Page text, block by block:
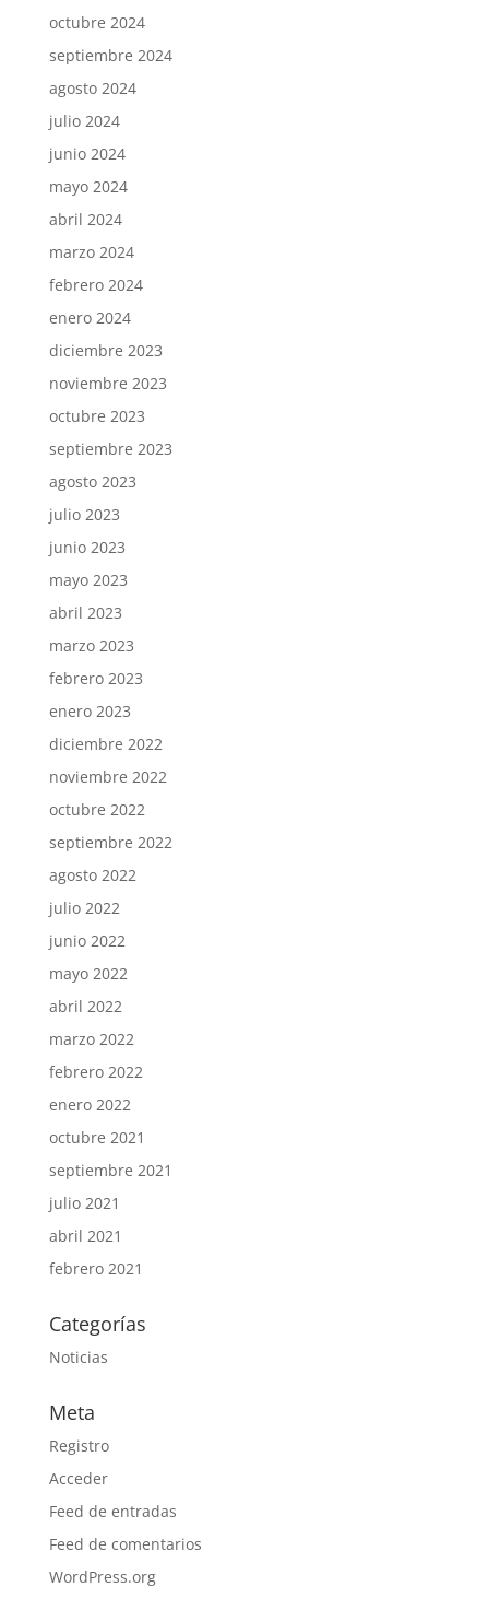
octubre 2024
septiembre 2024
agosto 2024
julio 2024
junio 2024
mayo 2024
abril 2024
marzo 2024
febrero 2024
enero 2024
diciembre 2023
noviembre 2023
octubre 2023
septiembre 2023
agosto 2023
julio 2023
junio 2023
mayo 2023
abril 2023
marzo 2023
febrero 2023
enero 2023
diciembre 2022
noviembre 2022
octubre 2022
septiembre 2022
agosto 2022
julio 2022
junio 2022
mayo 2022
abril 2022
marzo 2022
febrero 2022
enero 2022
octubre 2021
septiembre 2021
julio 2021
abril 2021
febrero 2021
Categorías
Noticias
Meta
Registro
Acceder
Feed de entradas
Feed de comentarios
WordPress.org